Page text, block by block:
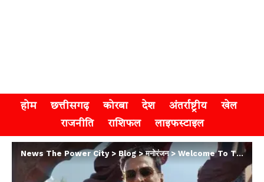
होम छत्तीसगढ़ कोरबा देश अंतर्राष्ट्रीय
खेल
राजनीति
राशिफल लाइफस्टाइल
News The Power City> Blog>मनोरंजन>Welcome To The Jungle: अक्षय कुमार की ‘मंडली’ ने मचाया धमाल, रिलीज हुआ सेलिब्रेशन सॉन्ग ‘दीवाने हैं’